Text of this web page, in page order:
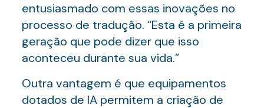
entusiasmado com essas inovações no
processo de tradução. “Esta é a primeira
geração que pode dizer que isso
aconteceu durante sua vida.”
Outra vantagem é que equipamentos
dotados de IA permitem a criação de